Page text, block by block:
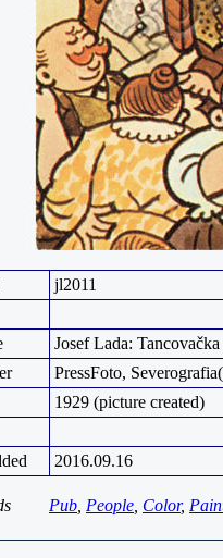
jl2011
Josef Lada:
PressFoto,
1929 (picture created)
2016.09.16
Pub People Color,